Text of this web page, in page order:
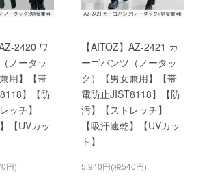
2420 ワ
ノータッ
用】【帯
】【防
ッチ】
【UVカッ
円)
【AITOZ】AZ-2421 カ
ーゴパンツ（ノータッ
ク）【男女兼用】【帯
電防止JIST8118】【防
汚】【ストレッチ】
【吸汗速乾】【UVカッ
ト】
5,940円(税540円)